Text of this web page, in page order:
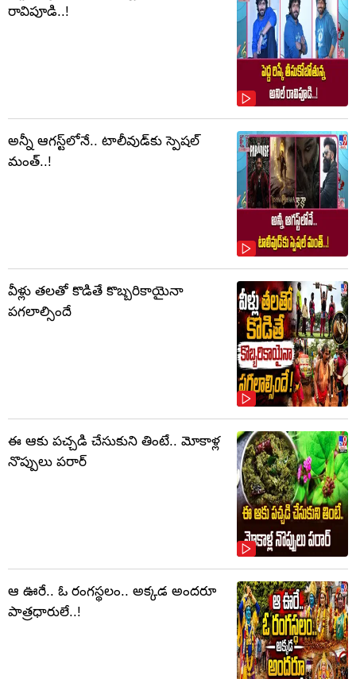
రావిపూడి..!
అన్నీ ఆగస్ట్‌లోనే.. టాలీవుడ్‌కు స్పెషల్
మంత్..!
వీళ్లు తలతో కొడితే కొబ్బరికాయైనా
పగలాల్సిందే
ఈ ఆకు పచ్చడి చేసుకుని తింటే.. మోకాళ్ల
నొప్పులు పరార్‌
ఆ ఊరే.. ఓ రంగస్థలం.. అక్కడ అందరూ
పాత్రధారులే..!